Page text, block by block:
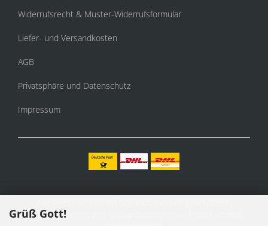
Grüß Gott!
Widerrufsrecht & Muster-Widerrufsformular
Liefer- und Versandkosten
AGB
Privatsphäre und Datenschutz
Impressum
Mehrwertsteuer, zzgl.